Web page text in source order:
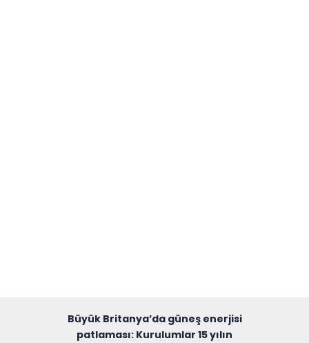
Büyük Britanya’da güneş enerjisi
patlaması: Kurulumlar 15 yılın